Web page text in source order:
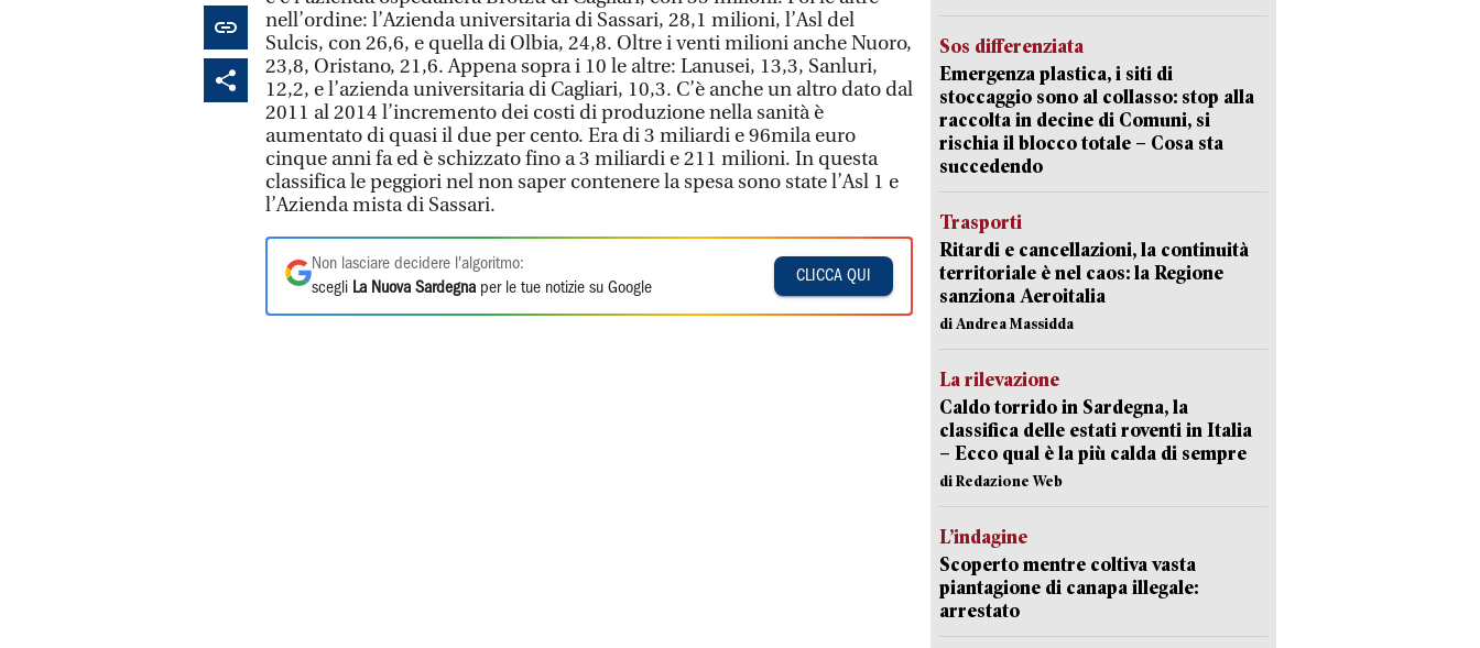
nell’ordine: l’Azienda universitaria di Sassari, 28,1 milioni, l’Asl del
Sulcis, con 26,6, e quella di Olbia, 24,8. Oltre i venti milioni anche Nuoro,
23,8, Oristano, 21,6. Appena sopra i 10 le altre: Lanusei, 13,3, Sanluri,
12,2, e l’azienda universitaria di Cagliari, 10,3. C’è anche un altro dato dal
2011 al 2014 l’incremento dei costi di produzione nella sanità è
aumentato di quasi il due per cento. Era di 3 miliardi e 96mila euro
cinque anni fa ed è schizzato fino a 3 miliardi e 211 milioni. In questa
classifica le peggiori nel non saper contenere la spesa sono state l’Asl 1 e
l’Azienda mista di Sassari.
Non lasciare decidere l'algoritmo:
scegli La Nuova Sardegna per le tue notizie su Google
CLICCA QUI
Sos differenziata
Emergenza plastica, i siti di
stoccaggio sono al collasso: stop alla
raccolta in decine di Comuni, si
rischia il blocco totale – Cosa sta
succedendo
Trasporti
Ritardi e cancellazioni, la continuità
territoriale è nel caos: la Regione
sanziona Aeroitalia
di Andrea Massidda
La rilevazione
Caldo torrido in Sardegna, la
classifica delle estati roventi in Italia
– Ecco qual è la più calda di sempre
di Redazione Web
L’indagine
Scoperto mentre coltiva vasta
piantagione di canapa illegale:
arrestato